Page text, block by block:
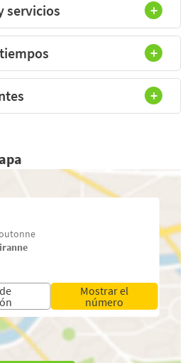
servicios
Mostrar el
número